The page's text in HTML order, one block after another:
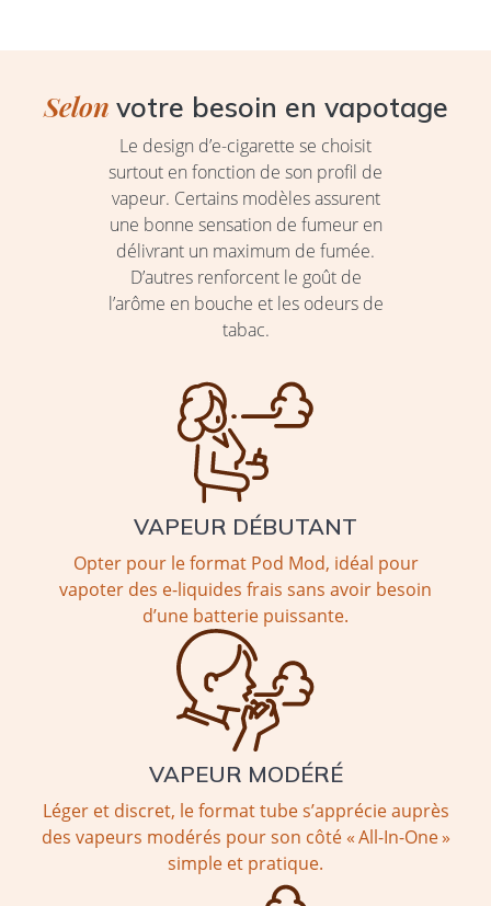
Selon votre besoin en vapotage
Le design d’e-cigarette se choisit
surtout en fonction de son profil de
vapeur. Certains modèles assurent
une bonne sensation de fumeur en
délivrant un maximum de fumée.
D’autres renforcent le goût de
l’arôme en bouche et les odeurs de
tabac.
VAPEUR DÉBUTANT
Opter pour le format Pod Mod, idéal pour
vapoter des e-liquides frais sans avoir besoin
d’une batterie puissante.
VAPEUR MODÉRÉ
Léger et discret, le format tube s’apprécie auprès
des vapeurs modérés pour son côté « All-In-One »
simple et pratique.